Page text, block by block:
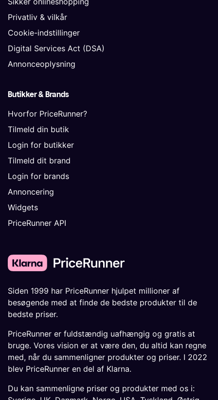
Privatliv & vilkår
Cookie-indstillinger
Digital Services Act (DSA)
Annonceoplysning
Butikker & Brands
Hvorfor PriceRunner?
Tilmeld din butik
Login for butikker
Tilmeld dit brand
Login for brands
Annoncering
Widgets
PriceRunner API
Siden 1999 har PriceRunner hjulpet millioner af
besøgende med at finde de bedste produkter til de
bedste priser.
PriceRunner er fuldstændig uafhængig og gratis at
bruge. Vores vision er at være den, du altid kan regne
med, når du sammenligner produkter og priser. I 2022
blev PriceRunner en del af Klarna.
Du kan sammenligne priser og produkter med os i: